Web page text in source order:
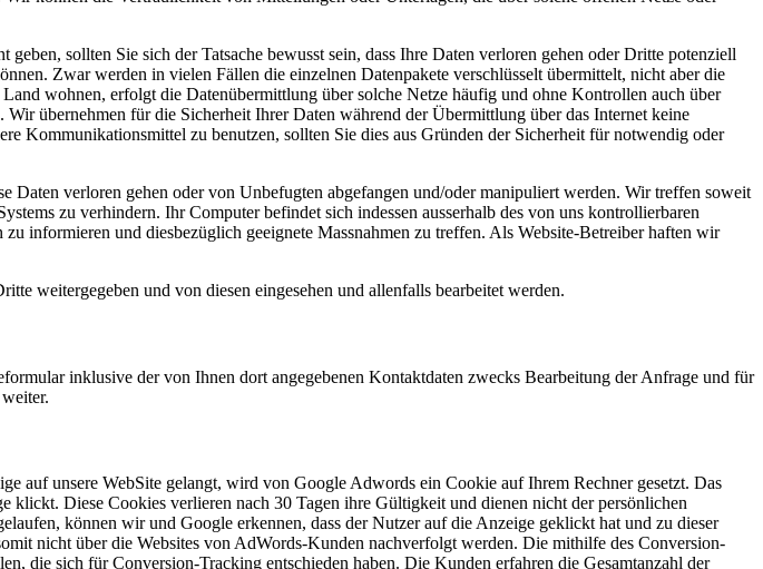
sollten Sie sich der Tatsache bewusst sein, dass Ihre Daten verloren gehen oder Dritte potenziell
Zwar werden in vielen Fällen die einzelnen Datenpakete verschlüsselt übermittelt, nicht aber die
wohnen, erfolgt die Datenübermittlung über solche Netze häufig und ohne Kontrollen auch über
übernehmen für die Sicherheit Ihrer Daten während der Übermittlung über das Internet keine
Kommunikationsmittel zu benutzen, sollten Sie dies aus Gründen der Sicherheit für notwendig oder
verloren gehen oder von Unbefugten abgefangen und/oder manipuliert werden. Wir treffen soweit
zu verhindern. Ihr Computer befindet sich indessen ausserhalb des von uns kontrollierbaren
informieren und diesbezüglich geeignete Massnahmen zu treffen. Als Website-Betreiber haften wir
weitergegeben und von diesen eingesehen und allenfalls bearbeitet werden.
inklusive der von Ihnen dort angegebenen Kontaktdaten zwecks Bearbeitung der Anfrage und für
auf unsere WebSite gelangt, wird von Google Adwords ein Cookie auf Ihrem Rechner gesetzt. Das
Diese Cookies verlieren nach 30 Tagen ihre Gültigkeit und dienen nicht der persönlichen
können wir und Google erkennen, dass der Nutzer auf die Anzeige geklickt hat und zu dieser
nicht über die Websites von AdWords-Kunden nachverfolgt werden. Die mithilfe des Conversion-
die sich für Conversion-Tracking entschieden haben. Die Kunden erfahren die Gesamtanzahl der